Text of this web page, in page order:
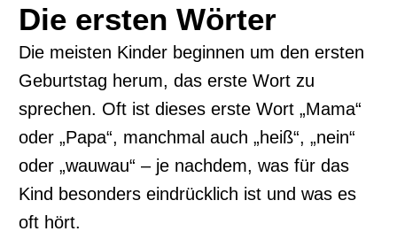
Die ersten Wörter
Die meisten Kinder beginnen um den ersten
Geburtstag herum, das erste Wort zu
sprechen. Oft ist dieses erste Wort „Mama“
oder „Papa“, manchmal auch „heiß“, „nein“
oder „wauwau“ – je nachdem, was für das
Kind besonders eindrücklich ist und was es
oft hört.